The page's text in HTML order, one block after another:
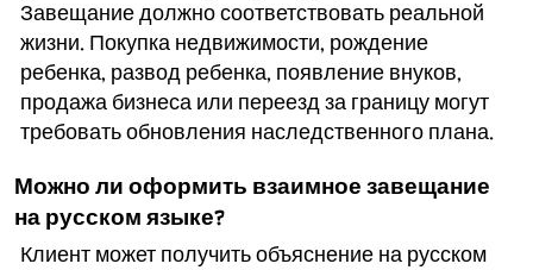
Завещание должно соответствовать реальной
жизни. Покупка недвижимости, рождение
ребенка, развод ребенка, появление внуков,
продажа бизнеса или переезд за границу могут
требовать обновления наследственного плана.
Можно ли оформить взаимное завещание
на русском языке?
Клиент может получить объяснение на русском